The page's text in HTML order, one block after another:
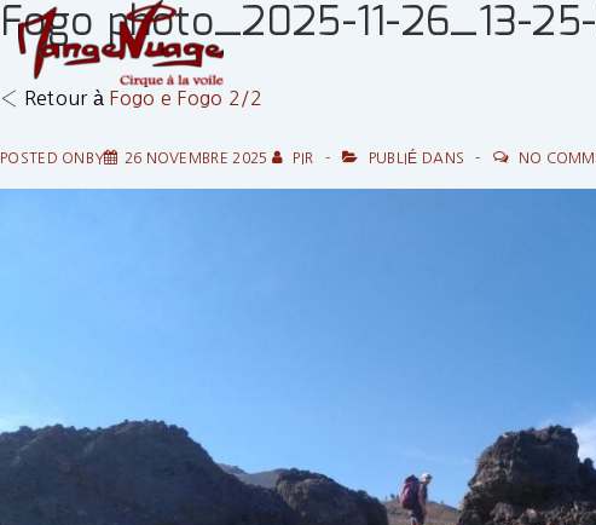
↓
passer
contenu
Fogo photo_2025-11-26_13-
‹ Retour à Fogo e Fogo 2/2
POSTED ONBY 26 NOVEMBRE 2025 PIR PUBLIÉ DANS NO